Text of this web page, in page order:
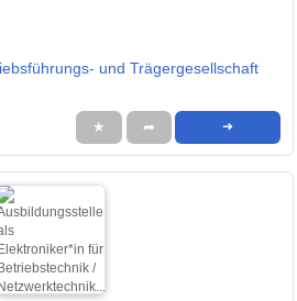
und Trägergesellschaft
★ ➦ ➜